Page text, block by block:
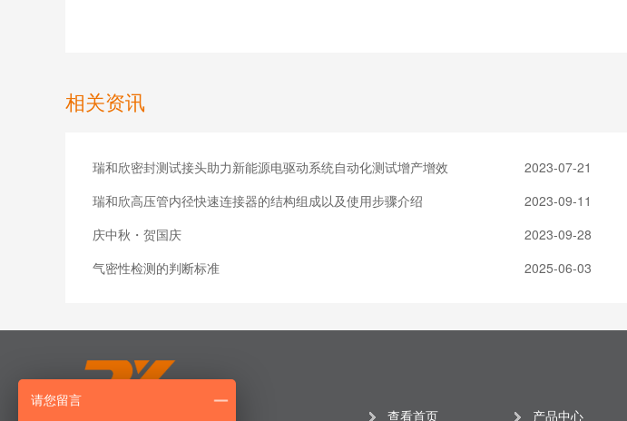
相关资讯
瑞和欣密封测试接头助力新能源电驱动系统自动化测试增产增效 2023-07-21
瑞和欣高压管内径快速连接器的结构组成以及使用步骤介绍
2023-09-11
庆中秋・贺国庆
2023-09-28
气密性检测的判断标准
2025-06-03
查看首页 产品中心
请您留言